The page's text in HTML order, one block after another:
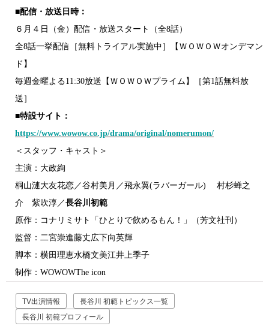
■配信・放送日時：
６月４日（金）配信・放送スタート（全8話）
全8話一挙配信［無料トライアル実施中］【ＷＯＷＯＷオンデマン
ド】
毎週金曜よる11:30放送【ＷＯＷＯＷプライム】［第1話無料放
送］
■特設サイト：
https://www.wowow.co.jp/drama/original/nomerumon/
＜スタッフ・キャスト＞
主演：大政絢
桐山漣大友花恋／谷村美月／飛永翼(ラバーガール)
村杉蝉之
介 紫吹淳／長谷川初範
原作：コナリミサト「ひとりで飲めるもん！」（芳文社刊）
監督：二宮崇進藤丈広下向英輝
脚本：横田理恵水橋文美江井上季子
制作： WOWOWThe icon
TV出演情報
長谷川 初範トピックス一覧
長谷川 初範プロフィール